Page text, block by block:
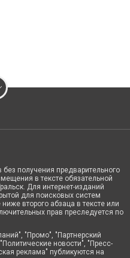
получения предварительного
в тексте обязательной
Для интернет-изданий
для поисковых систем
второго абзаца в тексте или
прав преследуется по
"Промо", "Партнерский
новости", "Пресс-
реклама" публикуются на